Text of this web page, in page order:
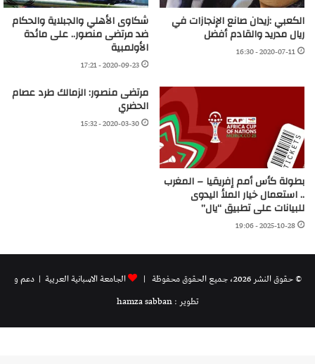
الكعبي :زيدان صانع الإنجازات في
ريال مدريد والقادم أفضل
2020-07-11 - 16:30
شكاوى الأهلي والجبلاية والحكام
ضد مرتضى منصور.. على مائدة
الأولمبية
2020-09-23 - 17:21
بطولة كأس أمم إفريقيا – المغرب
.. استعمال خيار الملأ اليدوى
للبيانات على تطبيق “يال”
2025-10-28 - 19:06
مرتضى منصور: الزمالك طرد عصام
الحضري
2020-03-30 - 15:32
© حقوق النشر 2026، جميع الحقوق محفوظة | الجامعة الاسبانية العريية | دعم و
تطوير : hamza sabban